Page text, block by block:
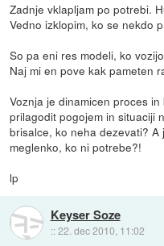
Zadnje vklapljam po potrebi.
Vedno izklopim, ko se nekdo
So pa eni res modeli, ko
Naj mi en pove kak pameten
Voznja je dinamicen proces
prilagodit pogojem in situaciji
brisalce, ko neha dezevati?
meglenko, ko ni potrebe?!
lp
Keyser Soze
::22. dec 2010, 11:02